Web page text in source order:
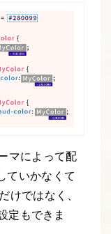
マによって配
ていかなくて
けではなく、
定もできま